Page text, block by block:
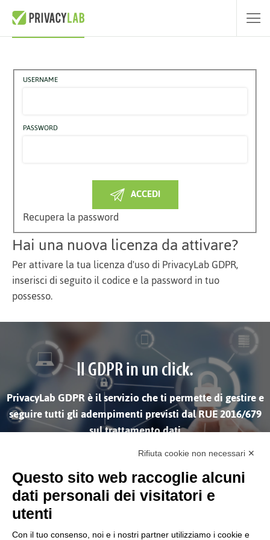
USERNAME
PASSWORD
ACCEDI
Recupera la password
Hai una nuova licenza da attivare?
Per attivare la tua licenza d'uso di PrivacyLab GDPR,
inserisci di seguito il codice e la password in tuo
possesso.
Il GDPR in un click.
PrivacyLab GDPR è il servizio che ti permette di gestire e
seguire tutti gli adempimenti previsti dal RUE 2016/679
sul trattamento dati
SCOPRI DI PIÙ
Rifiuta cookie non necessari ✕
Questo sito web raccoglie alcuni
dati personali dei visitatori e
utenti
Con il tuo consenso, noi e i nostri partner utilizziamo i cookie e